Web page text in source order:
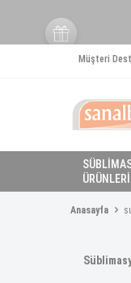
Müşteri
ÜRÜNLERİ
Anasayfa